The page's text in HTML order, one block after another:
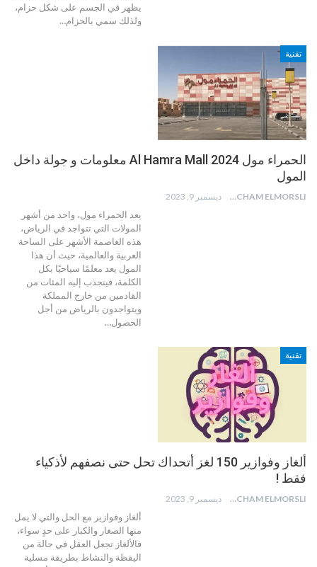
يظهر في الجسم على شكل حزام،
ولذلك سمي بالحزام…
تقنية
الحمراء مول Al Hamra Mall 2024 معلومات و جولة داخل
المول
HICHAM ELMORSLI ديسمبر 9, 2023
يعد الحمراء مول، واحد من أشهر
المولات التي تتواجد في الرياض،
هذه العاصمة الأشهر على الساحة
العربية والعالمية، حيث أن هذا
المول يعد معلمًا سياحيًا بكل
الكلمة، فينجذب إليه المئات من
القادمين من خارج المملكة
ويتواجدون بالرياض من أجل
الحصول…
تقنية
ألغاز وفوازير 150 لغز أتحداك تحل حتى نصفهم لأذكياء
فقط !
HICHAM ELMORSLI ديسمبر 9, 2023
ألغاز وفوازير مع الحل والتي لا يمل
منها الصغار والكبار على حدٍ سواء،
فالألغاز تجعل العقل في حالة من
اليقظة والنشاط بطريقة مسلية